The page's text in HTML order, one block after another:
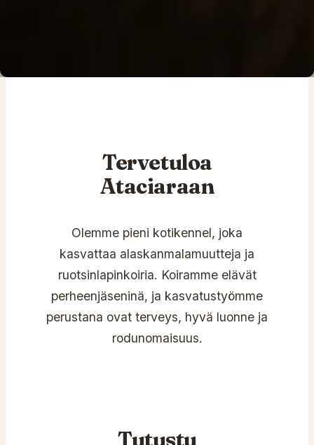
Tervetuloa
Ataciaraan
Olemme pieni kotikennel, joka
kasvattaa alaskanmalamuutteja ja
ruotsinlapinkoiria. Koiramme elävät
perheenjäseninä, ja kasvatustyömme
perustana ovat terveys, hyvä luonne ja
rodunomaisuus.
Tutustu